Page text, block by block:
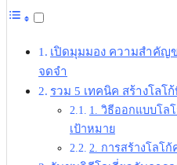
เปิดมุมมอง ความสำคัญ
จดจำ
รวม 5 เทคนิค สร้างโลโ
1. วิธีออกแบบโล
เป้าหมาย
2. การสร้างโลโ